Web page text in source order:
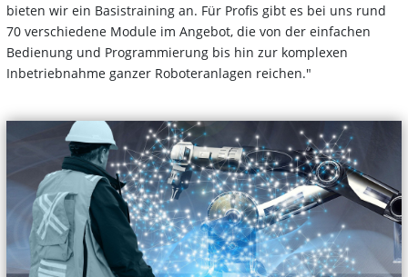
bieten wir ein Basistraining an. Für Profis gibt es bei uns rund
70 verschiedene Module im Angebot, die von der einfachen
Bedienung und Programmierung bis hin zur komplexen
Inbetriebnahme ganzer Roboteranlagen reichen."